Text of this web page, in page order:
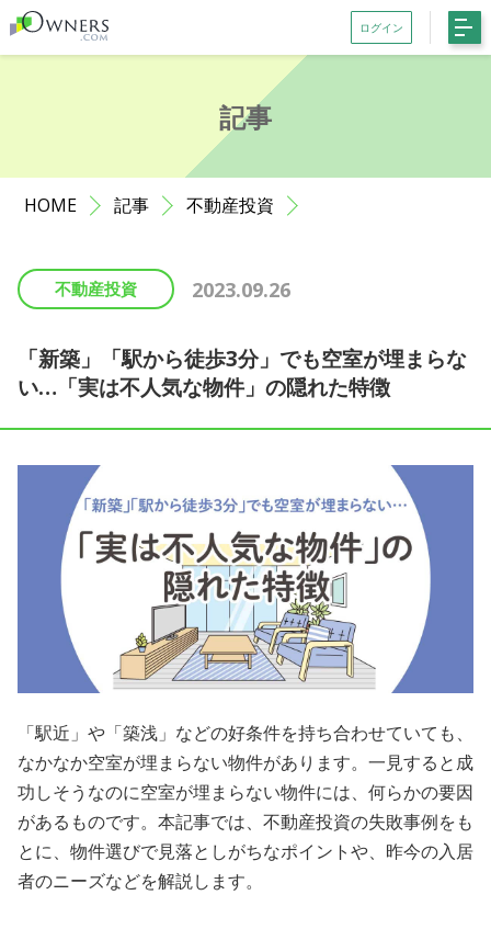
ログイン
会員登録がお済みでない方はこちら
お知らせ
サポート
初めての方へ よくある質問
お問い合わせ
利用規約等
会員規約
プライバシーポリシー
情報セキュリティポリシー
ソーシャルメディアポリシー
反社会的勢力に対する基本方針
電子決済等代行業に係る表示
外部送信、第三者提供、情報収集モジュールの有無
OWNERS.COM API利用規約
記事
HOME 記事 不動産投資
不動産投資 2023.09.26
「新築」「駅から徒歩3分」でも空室が埋まらな
い…「実は不人気な物件」の隠れた特徴
「駅近」や「築浅」などの好条件を持ち合わせていても、
なかなか空室が埋まらない物件があります。一見すると成
功しそうなのに空室が埋まらない物件には、何らかの要因
があるものです。本記事では、不動産投資の失敗事例をも
とに、物件選びで見落としがちなポイントや、昨今の入居
者のニーズなどを解説します。